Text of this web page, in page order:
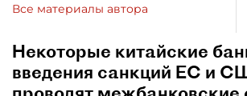
Все материалы автора
Некоторые китайские
введения санкций ЕС и